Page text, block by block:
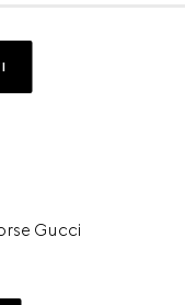
Gucci